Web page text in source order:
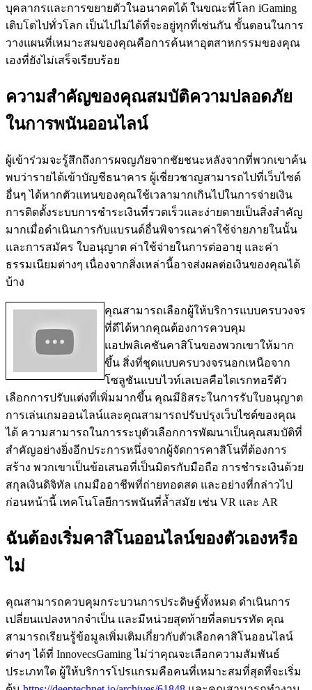
บุคลากรและการขยายตัวในอนาคตได้ ในขณะที่โลก iGaming
เติบโตไปทั่วโลก เป็นไปไม่ได้ที่จะอยู่ทุกที่เช่นกัน ขั้นตอนในการ
วางแผนที่เหมาะสมของคุณคือการค้นหาอุตสาหกรรมของคุณ
เองที่ยังไม่เสร็จเรียบร้อย
ความสำคัญของคุณสมบัติความปลอดภัย
ในการพนันออนไลน์
ผู้เข้าร่วมจะรู้สึกถึงการผจญภัยจากชัยชนะหลังจากที่พวกเขาค้น
พบว่ารายได้เข้าบัญชีธนาคาร ผู้เชี่ยวชาญสามารถไปที่เว็บไซต์
อื่นๆ ได้หากตัวแทนของคุณใช้เวลามากเกินไปในการจ่ายเงิน
การติดตั้งระบบการชำระเงินที่รวดเร็วและง่ายดายเป็นสิ่งสำคัญ
มากเมื่อดำเนินการกับแบรนด์อื่นพิจารณาค่าใช้จ่ายภายในนั้น
และการสมัคร ใบอนุญาต ค่าใช้จ่ายในการต่ออายุ และค่า
ธรรมเนียมต่างๆ เนื่องจากสิ่งเหล่านี้อาจส่งผลต่อเงินของคุณได้
บ้าง
คุณสามารถเลือกผู้ให้บริการแบบครบวงจร
ที่ดีได้หากคุณต้องการควบคุม
แอปพลิเคชันคาสิโนของพวกเขาให้มาก
ขึ้น สิ่งที่ชุดแบบครบวงจรนอกเหนือจาก
โซลูชันแบบไวท์เลเบลคือไดเรกทอรีตัว
เลือกการปรับแต่งที่เพิ่มมากขึ้น คุณมีอิสระในการรับใบอนุญาต
การเล่นเกมออนไลน์และคุณสามารถปรับปรุงเว็บไซต์ของคุณ
ได้ ความสามารถในการระบุตัวเลือกการพัฒนาเป็นคุณสมบัติที่
สำคัญอย่างยิ่งอีกประการหนึ่งจากผู้จัดการคาสิโนที่ต้องการ
สร้าง พวกเขาเป็นข้อเสนอที่เป็นมิตรกับมือถือ การชำระเงินด้วย
สกุลเงินดิจิทัล เกมมืออาชีพที่ถ่ายทอดสด และอย่างที่กล่าวไป
ก่อนหน้านี้ เทคโนโลยีการพนันที่ล้ำสมัย เช่น VR และ AR
ฉันต้องเริ่มคาสิโนออนไลน์ของตัวเองหรือ
ไม่
คุณสามารถควบคุมกระบวนการประดิษฐ์ทั้งหมด ดำเนินการ
เปลี่ยนแปลงหากจำเป็น และมีหน่วยสุดท้ายที่ลดบรรทัด คุณ
สามารถเรียนรู้ข้อมูลเพิ่มเติมเกี่ยวกับตัวเลือกคาสิโนออนไลน์
ต่างๆ ได้ที่ InnovecsGaming ไม่ว่าคุณจะเลือกความสัมพันธ์
ประเภทใด ผู้ให้บริการโปรแกรมคือคนที่เหมาะสมที่สุดที่จะเริ่ม